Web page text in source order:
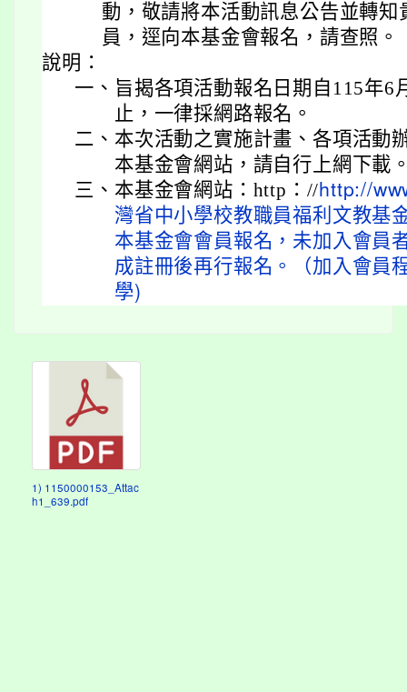
動，敬請將本活動訊息公告並轉
員，逕向本基金會報名，請查照。
說明：
一、 旨揭各項活動報名日期自115年6
止，一律採網路報名。
二、 本次活動之實施計畫、各項活動
本基金會網站，請自行上網下載
三、 本基金會網站：http：//http://
灣省中小學校教職員福利文教基
本基金會會員報名，未加入會員
成註冊後再行報名。（加入會員
學)
1) 1150000153_Attac
h1_639.pdf